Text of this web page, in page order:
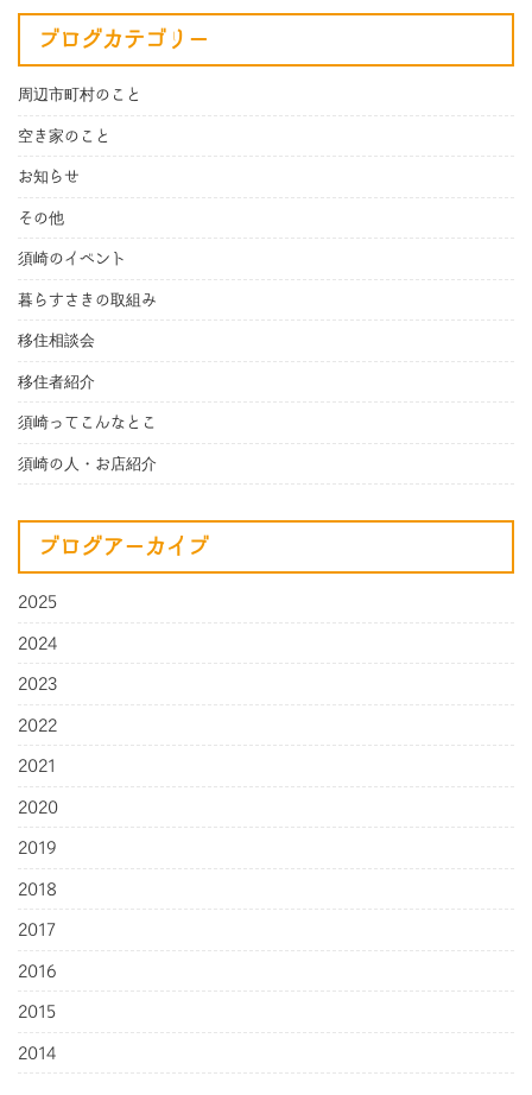
ブログカテゴリー
周辺市町村のこと
空き家のこと
お知らせ
その他
須崎のイベント
暮らすさきの取組み
移住相談会
移住者紹介
須崎ってこんなとこ
須崎の人・お店紹介
ブログアーカイブ
2025
2024
2023
2022
2021
2020
2019
2018
2017
2016
2015
2014